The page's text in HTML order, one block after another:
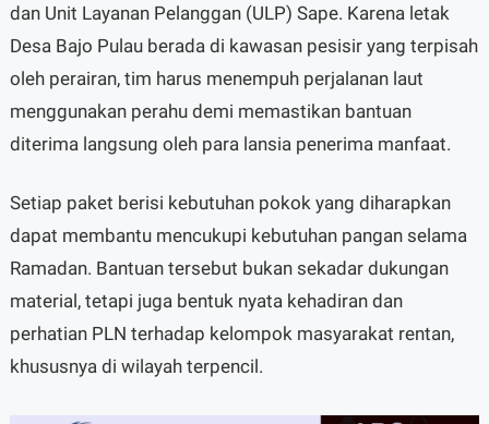
dan Unit Layanan Pelanggan (ULP) Sape. Karena letak
Desa Bajo Pulau berada di kawasan pesisir yang terpisah
oleh perairan, tim harus menempuh perjalanan laut
menggunakan perahu demi memastikan bantuan
diterima langsung oleh para lansia penerima manfaat.
Setiap paket berisi kebutuhan pokok yang diharapkan
dapat membantu mencukupi kebutuhan pangan selama
Ramadan. Bantuan tersebut bukan sekadar dukungan
material, tetapi juga bentuk nyata kehadiran dan
perhatian PLN terhadap kelompok masyarakat rentan,
khususnya di wilayah terpencil.